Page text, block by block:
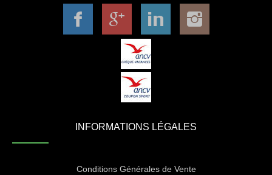
INFORMATIONS LÉGALES
Conditions Générales de Vente